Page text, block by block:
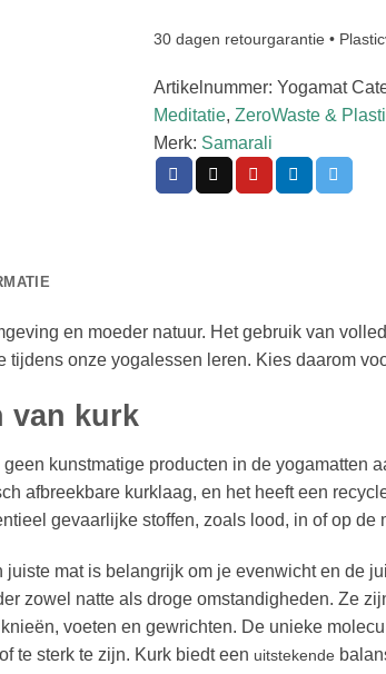
30 dagen retourgarantie •
Artikelnummer: Yogamat
Meditatie, ZeroWaste &
Merk: Samarali
en moeder natuur. Het gebruik van
onze yogalessen leren. Kies daarom
van kurk
kunstmatige producten in de yogamatten
afbreekbare kurklaag, en het heeft een
gevaarlijke stoffen, zoals lood, in of op de
mat is belangrijk om je evenwicht en de
zowel natte als droge omstandigheden. Ze
voeten en gewrichten. De unieke
te sterk te zijn. Kurk biedt een uitstekende